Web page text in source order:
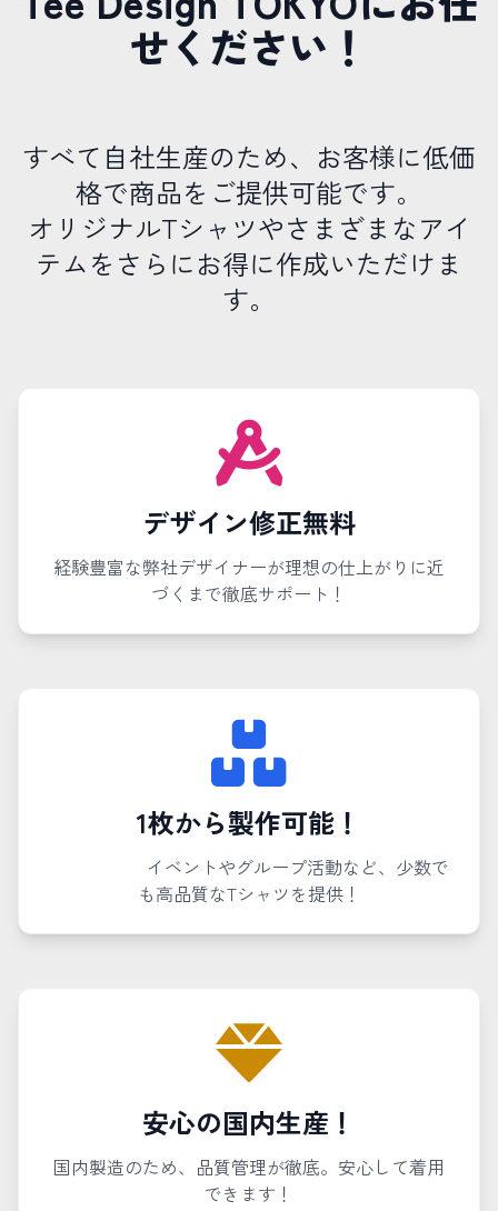
せください！
すべて自社生産のため、お客様に低価
格で商品をご提供可能です。
オリジナルTシャツやさまざまなアイ
テムをさらにお得に作成いただけま
す。
デザイン修正無料
経験豊富な弊社デザイナーが理想の仕上がりに近
づくまで徹底サポート！
1枚から製作可能！
イベントやグループ活動など、少数で
も高品質なTシャツを提供！
安心の国内生産！
国内製造のため、品質管理が徹底。安心して着用
できます！